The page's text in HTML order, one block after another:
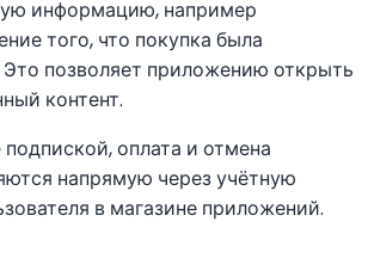
информацию, например
того, что покупка была
позволяет приложению открыть
контент.
оплата и отмена
напрямую через учётную
в магазине приложений.